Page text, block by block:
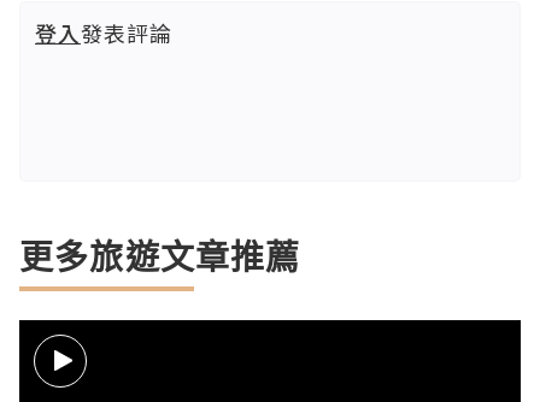
登入發表評論
更多旅遊文章推薦